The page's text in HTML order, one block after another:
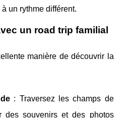
un rythme différent.
un road trip familial
manière de découvrir la
: Traversez les champs de
des souvenirs et des photos